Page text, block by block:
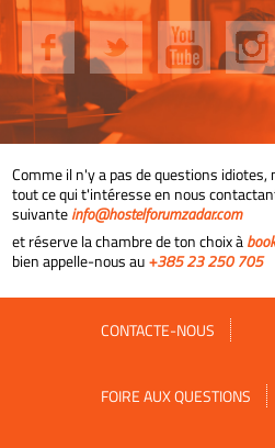
Comme il n'y a pas de questions
tout ce qui t'intéresse en nous
suivanteinfo@hostelforumzadar.com
et réserve la chambre de ton choix à
bien appelle-nous au+385 23 250 705
CONTACTE-NOUS
FOIRE AUX QUESTIONS